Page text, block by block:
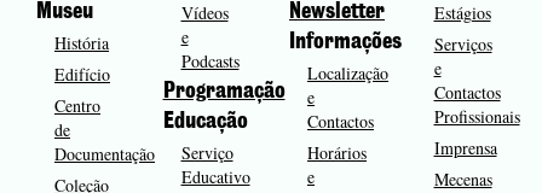
Museu
História
Edifício
Centro
de
Documentação
Coleção
Vídeos
e
Podcasts
Programação
Educação
Serviço
Educativo
Newsletter
Informações
Localização
e
Contactos
Horários
e
Estágios
Serviços
e
Contactos
Profissionais
Imprensa
Mecenas